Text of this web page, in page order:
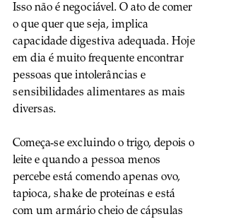
Isso não é negociável. O ato de comer
o que quer que seja, implica
capacidade digestiva adequada. Hoje
em dia é muito frequente encontrar
pessoas que intolerâncias e
sensibilidades alimentares as mais
diversas.
Começa-se excluindo o trigo, depois o
leite e quando a pessoa menos
percebe está comendo apenas ovo,
tapioca, shake de proteínas e está
com um armário cheio de cápsulas